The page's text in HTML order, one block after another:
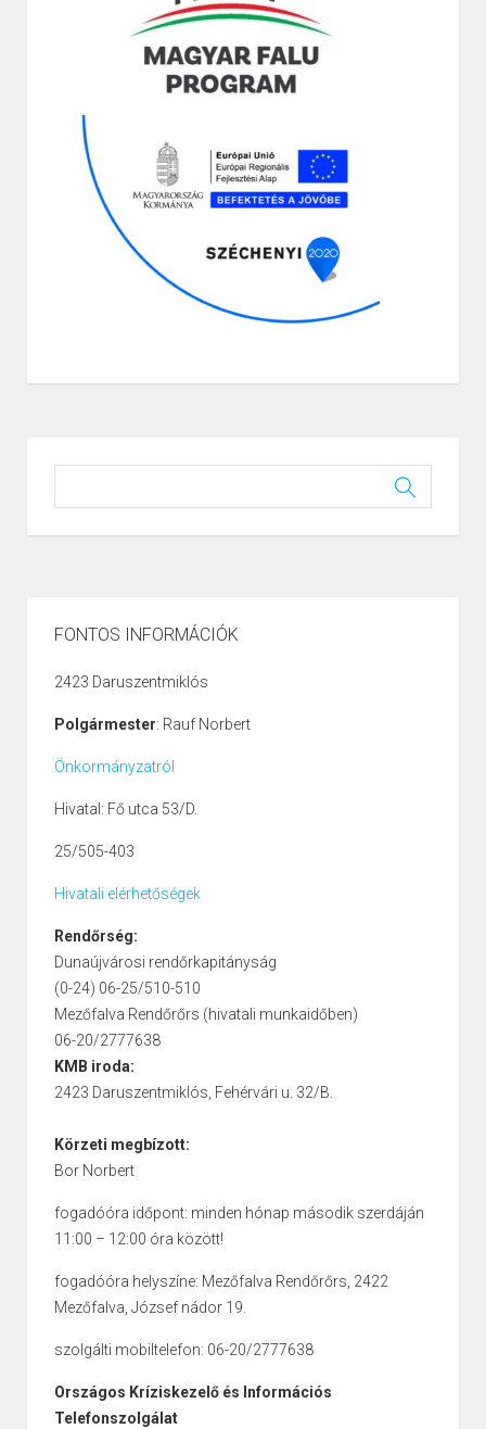
FONTOS INFORMÁCIÓK
2423 Daruszentmiklós
Polgármester: Rauf Norbert
Önkormányzatról
Hivatal: Fő utca 53/D.
25/505-403
Hivatali elérhetőségek
Rendőrség:
Dunaújvárosi rendőrkapitányság
(0-24) 06-25/510-510
Mezőfalva Rendőrőrs (hivatali munkaidőben)
06-20/2777638
KMB iroda:
2423 Daruszentmiklós, Fehérvári u. 32/B.
Körzeti megbízott:
Bor Norbert
fogadóóra időpont: minden hónap második szerdáján
11:00 – 12:00 óra között!
fogadóóra helyszíne: Mezőfalva Rendőrőrs, 2422
Mezőfalva, József nádor 19.
szolgálti mobiltelefon: 06-20/2777638
Országos Kríziskezelő és Információs
Telefonszolgálat